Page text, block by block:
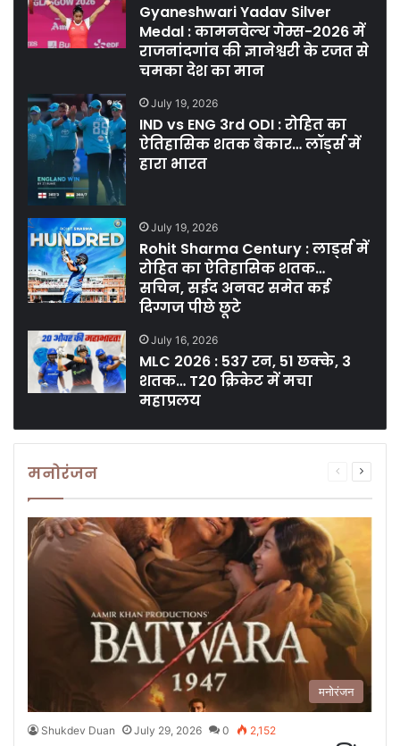
Gyaneshwari Yadav Silver
Medal : कामनवेल्थ गेम्स-2026 में
राजनांदगांव की ज्ञानेश्वरी के रजत से
चमका देश का मान
July 19, 2026
IND vs ENG 3rd ODI : रोहित का
ऐतिहासिक शतक बेकार… लॉर्ड्स में
हारा भारत
July 19, 2026
Rohit Sharma Century : लार्ड्स में
रोहित का ऐतिहासिक शतक…
सचिन, सईद अनवर समेत कई
दिग्गज पीछे छूटे
July 16, 2026
MLC 2026 : 537 रन, 51 छक्के, 3
शतक… T20 क्रिकेट में मचा
महाप्रलय
मनोरंजन
Previous
Next
मनोरंजन
Shukdev Duan July 29, 2026 0 2,152